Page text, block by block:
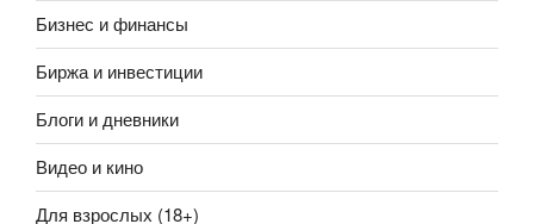
Бизнес и финансы
Биржа и инвестиции
Блоги и дневники
Видео и кино
Для взрослых (18+)